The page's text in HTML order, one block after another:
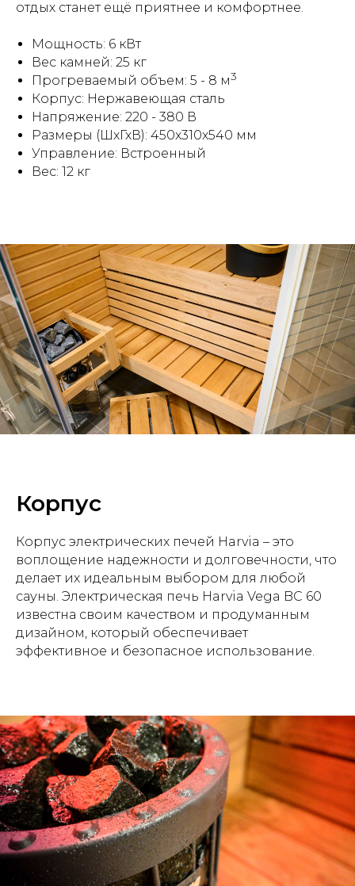
отдых станет ещё приятнее и комфортнее.
Мощность: 6 кВт
Вес камней: 25 кг
Прогреваемый объем: 5 - 8 м3
Корпус: Нержавеющая сталь
Напряжение: 220 - 380 В
Размеры (ШхГхВ): 450x310x540 мм
Управление: Встроенный
Вес: 12 кг
Корпус
Корпус электрических печей Harvia – это
воплощение надежности и долговечности, что
делает их идеальным выбором для любой
сауны. Электрическая печь Harvia Vega BC 60
известна своим качеством и продуманным
дизайном, который обеспечивает
эффективное и безопасное использование.